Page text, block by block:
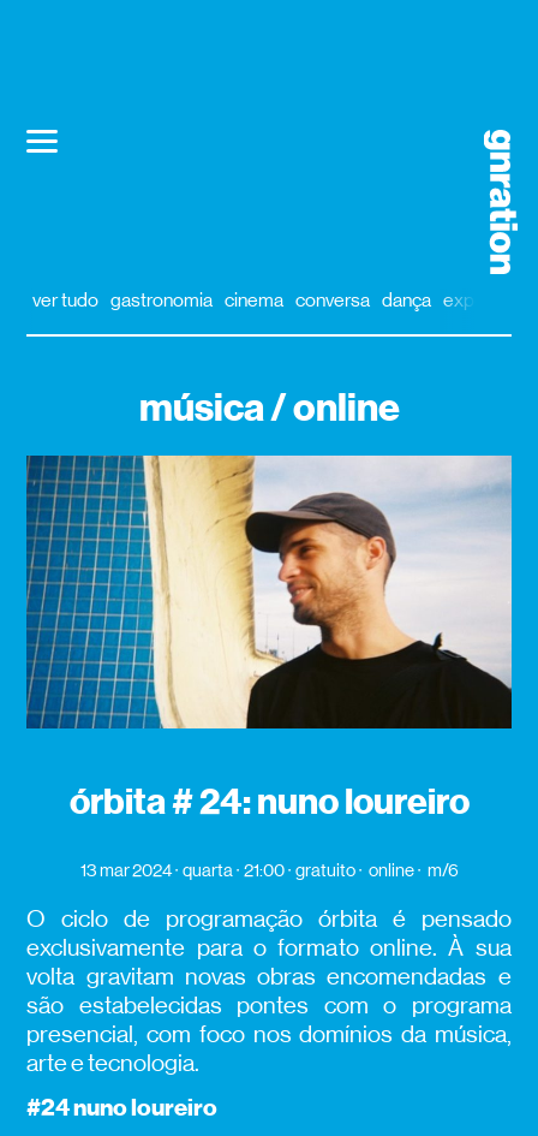
ver tudo gastronomia cinema conversa dança exposição
música / online
órbita # 24: nuno loureiro
13 mar 2024 quarta 21:00 gratuito online m/6
O ciclo de programação órbita é pensado
exclusivamente para o formato online. À sua
volta gravitam novas obras encomendadas e
são estabelecidas pontes com o programa
presencial, com foco nos domínios da música,
arte e tecnologia.
#24 nuno loureiro